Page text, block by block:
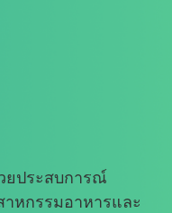
ยประสบการณ์
หกรรมอาหารและ